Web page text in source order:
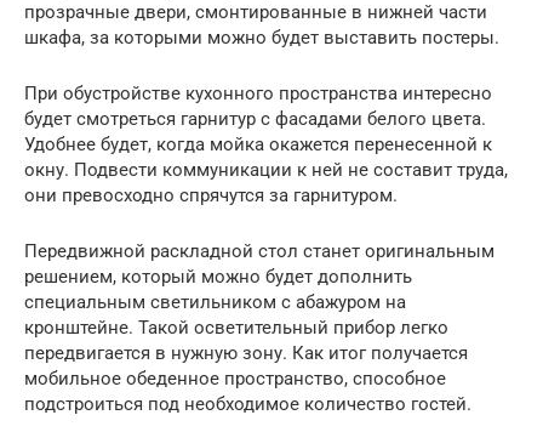
прозрачные двери, смонтированные в нижней части
шкафа, за которыми можно будет выставить постеры.
При обустройстве кухонного пространства интересно
будет смотреться гарнитур с фасадами белого цвета.
Удобнее будет, когда мойка окажется перенесенной к
окну. Подвести коммуникации к ней не составит труда,
они превосходно спрячутся за гарнитуром.
Передвижной раскладной стол станет оригинальным
решением, который можно будет дополнить
специальным светильником с абажуром на
кронштейне. Такой осветительный прибор легко
передвигается в нужную зону. Как итог получается
мобильное обеденное пространство, способное
подстроиться под необходимое количество гостей.